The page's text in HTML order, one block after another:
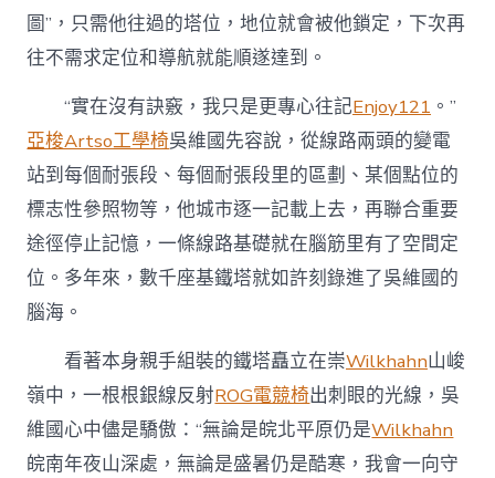
圖”，只需他往過的塔位，地位就會被他鎖定，下次再
往不需求定位和導航就能順遂達到。
“實在沒有訣竅，我只是更專心往記Enjoy121 。”
亞梭Artso工學椅吳維國先容說，從線路兩頭的變電
站到每個耐張段、每個耐張段里的區劃、某個點位的
標志性參照物等，他城市逐一記載上去，再聯合重要
途徑停止記憶，一條線路基礎就在腦筋里有了空間定
位。多年來，數千座基鐵塔就如許刻錄進了吳維國的
腦海。
看著本身親手組裝的鐵塔矗立在崇Wilkhahn山峻
嶺中，一根根銀線反射ROG電競椅出刺眼的光線，吳
維國心中儘是驕傲：“無論是皖北平原仍是Wilkhahn
皖南年夜山深處，無論是盛暑仍是酷寒，我會一向守